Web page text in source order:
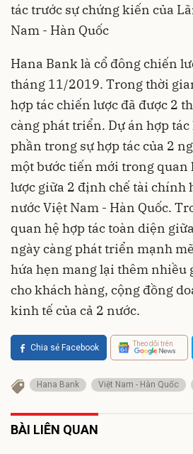
tác trước sự chứng kiến của
Nam - Hàn Quốc
Hana Bank là cổ đông chiến
tháng 11/2019. Trong thời
hợp tác chiến lược đã được 2
càng phát triển. Dự án hợp
phần trong sự hợp tác của 2
một bước tiến mới trong quan
lược giữa 2 định chế tài chính
nước Việt Nam - Hàn Quốc.
quan hệ hợp tác toàn diện
ngày càng phát triển mạnh
hứa hẹn mang lại thêm nhiều
cho khách hàng, cộng đồng
kinh tế của cả 2 nước.
Chia sẻ Facebook Theo dõi trên
Hana Bank Việt Nam - Hàn Quốc
BÀI LIÊN QUAN